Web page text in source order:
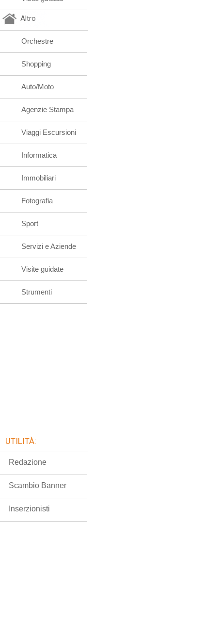
Altro
Orchestre
Shopping
Auto/Moto
Agenzie Stampa
Viaggi Escursioni
Informatica
Immobiliari
Fotografia
Sport
Servizi e Aziende
Visite guidate
Strumenti
UTILITÀ:
Redazione
Scambio Banner
Inserzionisti